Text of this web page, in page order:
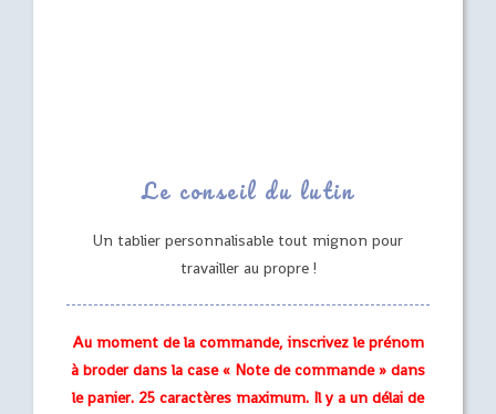
Le conseil du lutin
Un tablier personnalisable tout mignon pour
travailler au propre !
Au moment de la commande, inscrivez le prénom
à broder dans la case « Note de commande » dans
le panier. 25 caractères maximum. Il y a un délai de